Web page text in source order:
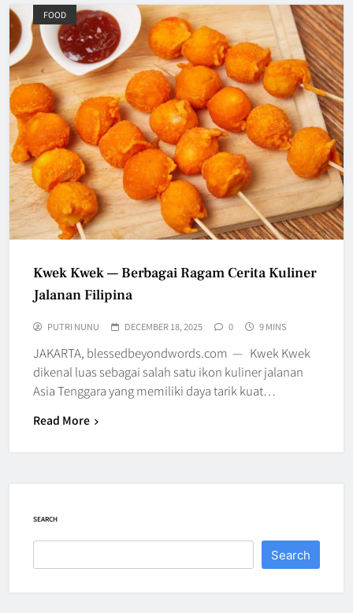
FOOD
Kwek Kwek — Berbagai Ragam Cerita Kuliner
Jalanan Filipina
PUTRI NUNU DECEMBER 18, 2025 0 9 MINS
JAKARTA, blessedbeyondwords.com — Kwek Kwek
dikenal luas sebagai salah satu ikon kuliner jalanan
Asia Tenggara yang memiliki daya tarik kuat…
Read More
SEARCH
Search